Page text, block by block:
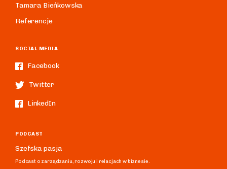
Tamara Bieńkowska
Referencje
SOCIAL MEDIA
Facebook
Twitter
LinkedIn
PODCAST
Szefska pasja
Podcast o zarządzaniu, rozwoju i relacjach w biznesie.